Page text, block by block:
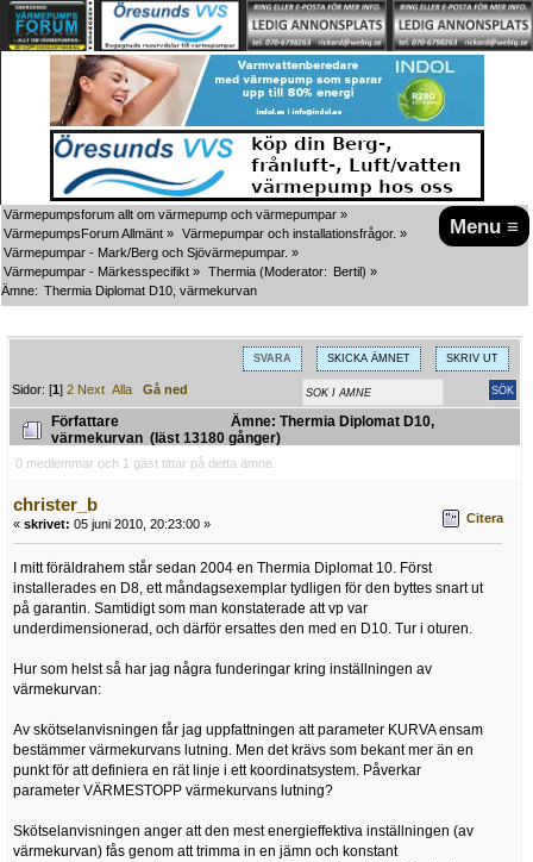
Menu ≡
Värmepumpsforum allt om värmepump och värmepumpar »
VärmepumpsForum Allmänt » Värmepumpar och installationsfrågor. »
Värmepumpar - Mark/Berg och Sjövärmepumpar. »
Värmepumpar - Märkesspecifikt » Thermia (Moderator: Bertil) »
Ämne: Thermia Diplomat D10, värmekurvan
SVARA SKICKA ÄMNET SKRIV UT
Sidor: [1]2 Next Alla Gå ned
Författare
Ämne: Thermia Diplomat D10,
värmekurvan (läst 13180 gånger)
0 medlemmar och 1 gäst tittar på detta ämne.
christer_b
« skrivet: 05 juni 2010, 20:23:00 » Citera
I mitt föräldrahem står sedan 2004 en Thermia Diplomat 10. Först
installerades en D8, ett måndagsexemplar tydligen för den byttes snart ut
på garantin. Samtidigt som man konstaterade att vp var
underdimensionerad, och därför ersattes den med en D10. Tur i oturen.
Hur som helst så har jag några funderingar kring inställningen av
värmekurvan:
Av skötselanvisningen får jag uppfattningen att parameter KURVA ensam
bestämmer värmekurvans lutning. Men det krävs som bekant mer än en
punkt för att definiera en rät linje i ett koordinatsystem. Påverkar
parameter VÄRMESTOPP värmekurvans lutning?
Skötselanvisningen anger att den mest energieffektiva inställningen (av
värmekurvan) fås genom att trimma in en jämn och konstant